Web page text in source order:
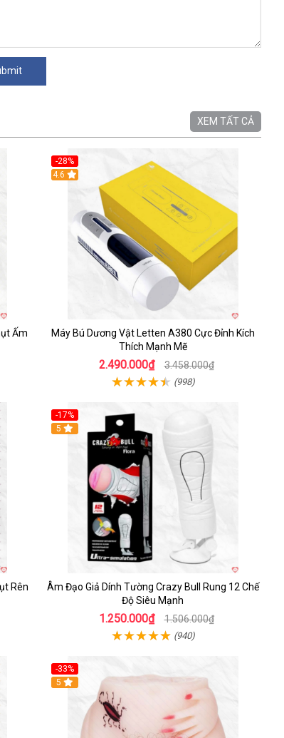
XEM TẤT CẢ
Ấm
-28%
Hot
4.6
Máy Bú Dương Vật Letten A380 Cực Đỉnh Kích
Thích Mạnh Mẽ
2.490.000₫ 3.458.000₫
(998)
Rên
-17%
5
Âm Đạo Giả Dính Tường Crazy Bull Rung 12 Chế
Độ Siêu Mạnh
1.250.000₫ 1.506.000₫
(940)
-33%
5